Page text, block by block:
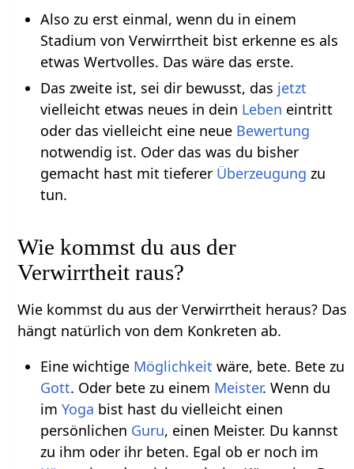
Also zu erst einmal, wenn du in einem
Stadium von Verwirrtheit bist erkenne es als
etwas Wertvolles. Das wäre das erste.
Das zweite ist, sei dir bewusst, das jetzt
vielleicht etwas neues in dein Leben eintritt
oder das vielleicht eine neue Bewertung
notwendig ist. Oder das was du bisher
gemacht hast mit tieferer Überzeugung zu
tun.
Wie kommst du aus der
Verwirrtheit raus?
Wie kommst du aus der Verwirrtheit heraus? Das
hängt natürlich von dem Konkreten ab.
Eine wichtige Möglichkeit wäre, bete. Bete zu
Gott. Oder bete zu einem Meister. Wenn du
im Yoga bist hast du vielleicht einen
persönlichen Guru, einen Meister. Du kannst
zu ihm oder ihr beten. Egal ob er noch im